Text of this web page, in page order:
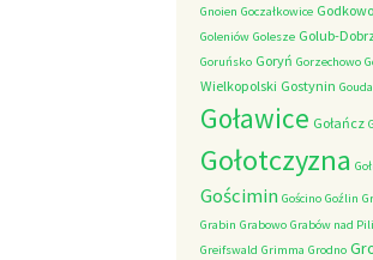
Gnoien Goczałkowice Godkowo
Goleniów Golesze Golub-
Goruńsko Goryń Gorzechowo
Wielkopolski Gostynin Gouda
Goławice Gołańcz
Gołotczyzna
Gościmin Gościno Goźlin
Grabin Grabowo Grabów nad
Greifswald Grimma Grodno